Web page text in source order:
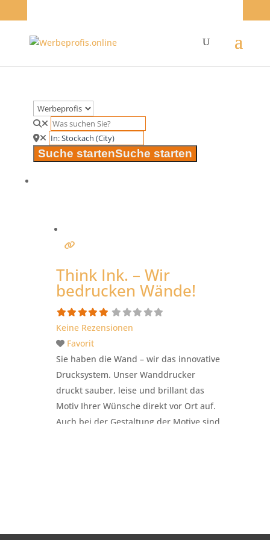
Suche startenSuche starten
Think Ink. – Wir
bedrucken Wände!
Keine Rezensionen
Favorit
Sie haben die Wand – wir das innovative
Drucksystem. Unser Wanddrucker
druckt sauber, leise und brillant das
Motiv Ihrer Wünsche direkt vor Ort auf.
Auch bei der Gestaltung der Motive sind